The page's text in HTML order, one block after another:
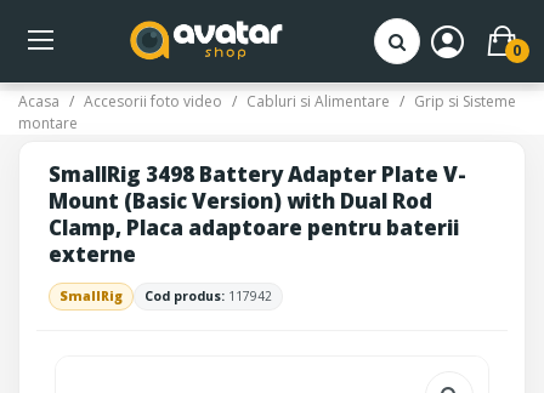
0
Acasa Accesorii foto video Cabluri si Alimentare
Grip si Sisteme
montare
SmallRig 3498 Battery Adapter Plate V-
Mount (Basic Version) with Dual Rod
Clamp, Placa adaptoare pentru baterii
externe
SmallRig Cod produs: 117942